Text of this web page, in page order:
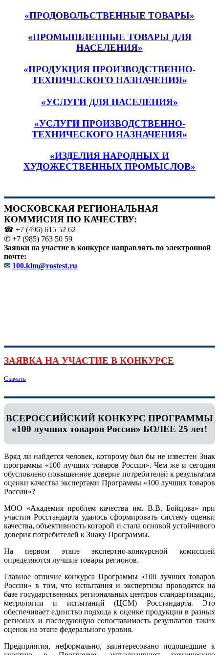
«ПРОДОВОЛЬСТВЕННЫЕ ТОВАРЫ»
«ПРОМЫШЛЕННЫЕ ТОВАРЫ ДЛЯ
НАСЕЛЕНИЯ»
«ПРОДУКЦИЯ ПРОИЗВОДСТВЕННО-
ТЕХНИЧЕСКОГО НАЗНАЧЕНИЯ»
«УСЛУГИ ДЛЯ НАСЕЛЕНИЯ»
«УСЛУГИ ПРОИЗВОДСТВЕННО-
ТЕХНИЧЕСКОГО НАЗНАЧЕНИЯ»
«ИЗДЕЛИЯ НАРОДНЫХ И
ХУДОЖЕСТВЕННЫХ ПРОМЫСЛОВ»
МОСКОВСКАЯ РЕГИОНАЛЬНАЯ
КОММИСИЯ ПО КАЧЕСТВУ:
☎ +7 (496) 615 52 62
✆ +7 (985) 763 50 59
Заявки на участие в конкурсе направлять по электронной
почте:
✉ 100.klm@rostest.ru
ЗАЯВКА НА УЧАСТИЕ В КОНКУРСЕ
Скачать
ВСЕРОССИЙСКИЙ КОНКУРС ПРОГРАММЫ
«100 лучших товаров России» БОЛЕЕ 25 лет!
Вряд ли найдется человек, которому был бы не известен Знак
программы «100 лучших товаров России». Чем же и сегодня
обусловлено повышенное доверие потребителей к результатам
оценки качества экспертами Программы «100 лучших товаров
России»?
МОО «Академия проблем качества им. В.В. Бойцова» при
участии Росстандарта удалось сформировать систему оценки
качества, объективность которой и стала основой устойчивого
доверия потребителей к Знаку Программы.
На первом этапе экспертно-конкурсной комиссией
определяются лучшие товары регионов.
Главное отличие конкурса Программы «100 лучших товаров
России» в том, что испытания и экспертизы проводятся на
базе государственных региональных центров стандартизации,
метрологии и испытаний (ЦCM) Росстандарта. Это
обеспечивает единство подхода к оценке продукции в разных
регионах и последующую сопоставимость результатов таких
оценок на этапе федерального уровня.
Предприятия, неформально, заинтересовано подошедшие к